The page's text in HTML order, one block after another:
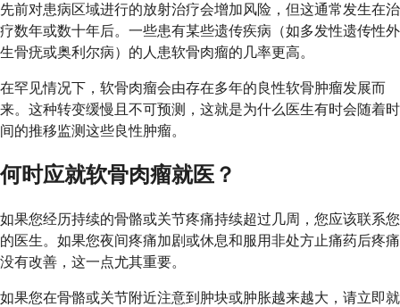
先前对患病区域进行的放射治疗会增加风险，但这通常发生在治
疗数年或数十年后。一些患有某些遗传疾病（如多发性遗传性外
生骨疣或奥利尔病）的人患软骨肉瘤的几率更高。
在罕见情况下，软骨肉瘤会由存在多年的良性软骨肿瘤发展而
来。这种转变缓慢且不可预测，这就是为什么医生有时会随着时
间的推移监测这些良性肿瘤。
何时应就软骨肉瘤就医？
如果您经历持续的骨骼或关节疼痛持续超过几周，您应该联系您
的医生。如果您夜间疼痛加剧或休息和服用非处方止痛药后疼痛
没有改善，这一点尤其重要。
如果您在骨骼或关节附近注意到肿块或肿胀越来越大，请立即就